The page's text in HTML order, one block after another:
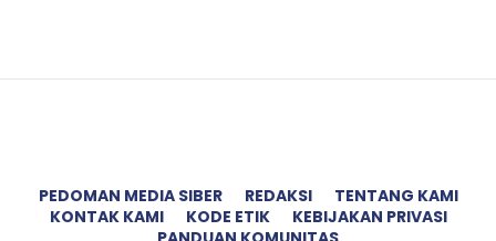
PEDOMAN MEDIA SIBER REDAKSI
TENTANG KAMI
KONTAK KAMI
KODE ETIK
KEBIJAKAN PRIVASI